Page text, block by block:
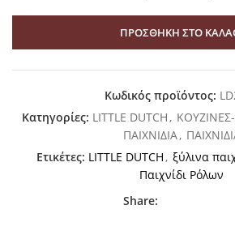
ΠΡΟΣΘΉΚΗ ΣΤΟ
Κωδικός προϊόντος:
Κατηγορίες: LITTLE DUTCH,
ΠΑΙΧΝΙΔΙΑ,
Ετικέτες: LITTLE DUTCH, ξύλινα
Παιχνίδι Ρόλων
Share: